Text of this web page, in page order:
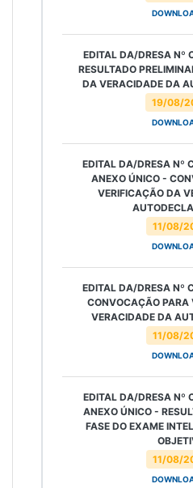
19/08/
EDITAL DA/DRESA Nº
RESULTADO
DA VERACIDADE DA
11/08/
EDITAL DA/DRESA Nº
ANEXO ÚNICO -
VERIFICAÇÃO DA
11/08/
EDITAL DA/DRESA Nº
CONVOCAÇÃO PARA
VERACIDADE DA
11/08/
EDITAL DA/DRESA Nº
ANEXO ÚNICO -
FASE DO EXAME